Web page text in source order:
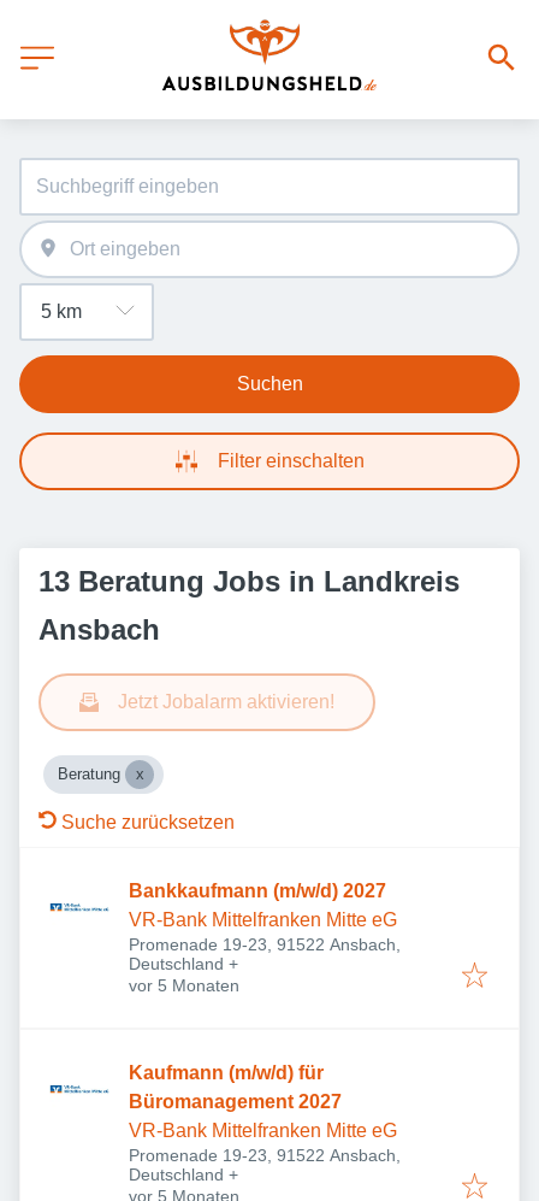
Suchen
Filter einschalten
13 Beratung Jobs in Landkreis
Ansbach
Jetzt Jobalarm aktivieren!
Beratung
Suche zurücksetzen
Bankkaufmann (m/w/d) 2027
VR-Bank Mittelfranken Mitte eG
Promenade 19-23, 91522 Ansbach,
Deutschland +
Veröffentlicht:
vor 5 Monaten
Kaufmann (m/w/d) für
Büromanagement 2027
VR-Bank Mittelfranken Mitte eG
Promenade 19-23, 91522 Ansbach,
Deutschland +
Veröffentlicht:
vor 5 Monaten